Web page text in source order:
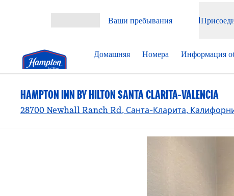
Ваши пребывания
Домашняя Номера Информация
HAMPTON INN BY HILTON SANTA CLARITA-VALENCIA
28700 Newhall Ranch Rd, Санта-Кларита,